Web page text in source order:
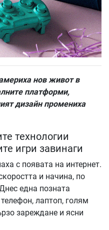
нов живот в
платформи,
дизайн промениха
технологии
игри завинаги
с появата на интернет.
и начина, по
една позната
лаптоп, голям
зареждане и ясни